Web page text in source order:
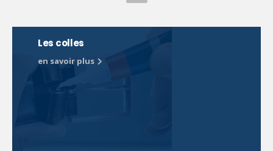
Les colles
en savoir plus